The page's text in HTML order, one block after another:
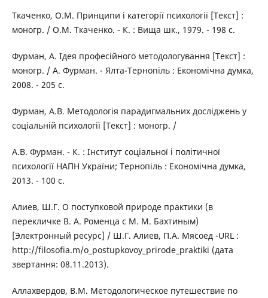
Ткаченко, О.М. Принципи і категорії психології [Текст] :
моногр. / О.М. Ткаченко. - К. : Вища шк., 1979. - 198 с.
Фурман, А. Ідея професійного методологування [Текст] :
моногр. / А. Фурман. - Ялта-Тернопіль : Економічна думка,
2008. - 205 с.
Фурман, А.В. Методологія парадигмальних досліджень у
соціальній психології [Текст] : моногр. /
А.В. Фурман. - К. : Інститут соціальної і політичної
психології НАПН України; Тернопіль : Економічна думка,
2013. - 100 с.
Алиев, Ш.Г. О поступковой природе практики (в
перекличке В. А. Роменца с М. М. Бахтиным)
[Электронный ресурс] / Ш.Г. Алиев, П.А. Мясоед -URL :
http://filosofia.m/o_postupkovoy_prirode_praktiki (дата
звертання: 08.11.2013).
Аллахвердов, В.М. Методологическое путешествие по